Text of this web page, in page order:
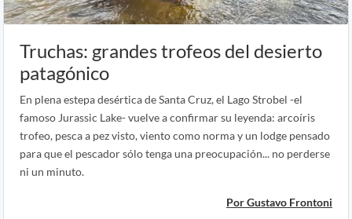
Truchas: grandes trofeos del desierto
patagónico
En plena estepa desértica de Santa Cruz, el Lago Strobel -el
famoso Jurassic Lake- vuelve a confirmar su leyenda: arcoíris
trofeo, pesca a pez visto, viento como norma y un lodge pensado
para que el pescador sólo tenga una preocupación... no perderse
ni un minuto.
Por Gustavo Frontoni